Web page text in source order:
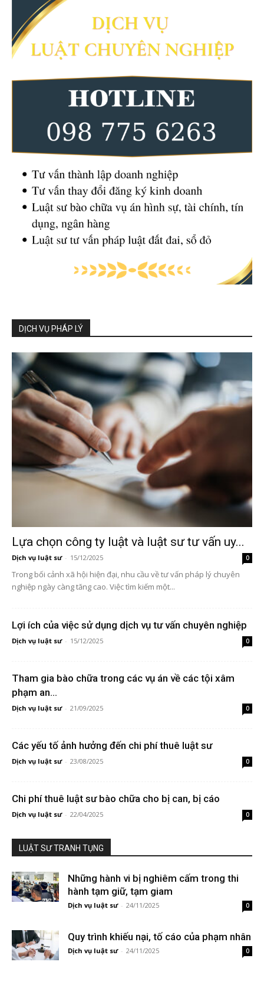
DỊCH VỤ PHÁP LÝ
Lựa chọn công ty luật và luật sư tư vấn uy...
Dịch vụ luật sư - 15/12/2025 0
Trong bối cảnh xã hội hiện đại, nhu cầu về tư vấn pháp lý chuyên
nghiệp ngày càng tăng cao. Việc tìm kiếm một...
Lợi ích của việc sử dụng dịch vụ tư vấn chuyên nghiệp
Dịch vụ luật sư - 15/12/2025 0
Tham gia bào chữa trong các vụ án về các tội xâm
phạm an...
Dịch vụ luật sư - 21/09/2025 0
Các yếu tố ảnh hưởng đến chi phí thuê luật sư
Dịch vụ luật sư - 23/08/2025 0
Chi phí thuê luật sư bào chữa cho bị can, bị cáo
Dịch vụ luật sư - 22/04/2025 0
LUẬT SƯ TRANH TỤNG
Những hành vi bị nghiêm cấm trong thi
hành tạm giữ, tạm giam
Dịch vụ luật sư - 24/11/2025 0
Quy trình khiếu nại, tố cáo của phạm nhân
Dịch vụ luật sư - 24/11/2025 0